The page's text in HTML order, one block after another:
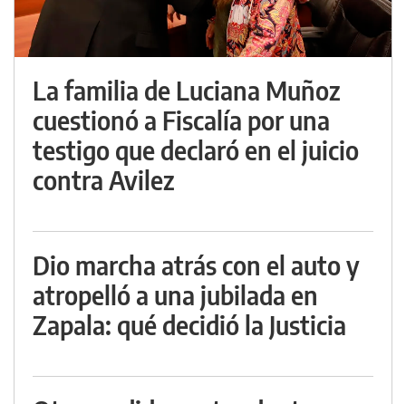
La familia de Luciana Muñoz
cuestionó a Fiscalía por una
testigo que declaró en el juicio
contra Avilez
Dio marcha atrás con el auto y
atropelló a una jubilada en
Zapala: qué decidió la Justicia